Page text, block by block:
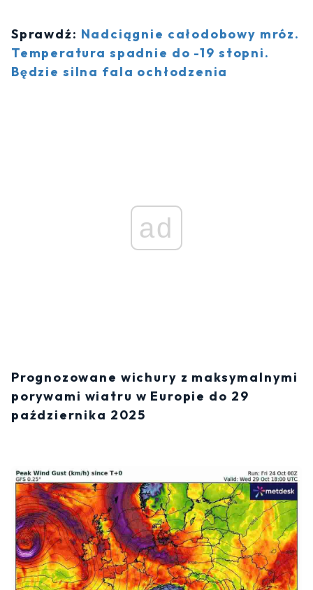
Sprawdź: Nadciągnie całodobowy mróz.
Temperatura spadnie do -19 stopni.
Będzie silna fala ochłodzenia
ad
Prognozowane wichury z maksymalnymi
porywami wiatru w Europie do 29
października 2025